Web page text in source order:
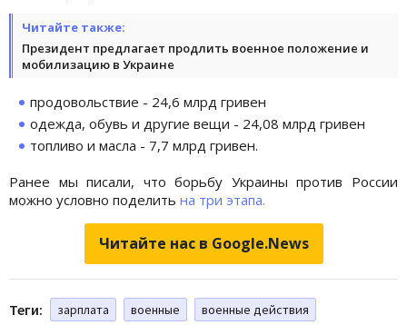
Читайте также:
Президент предлагает продлить военное положение и
мобилизацию в Украине
продовольствие - 24,6 млрд гривен
одежда, обувь и другие вещи - 24,08 млрд гривен
топливо и масла - 7,7 млрд гривен.
Ранее мы писали, что борьбу Украины против России
можно условно поделить на три этапа.
Читайте нас в Google.News
Теги: зарплата военные военные действия